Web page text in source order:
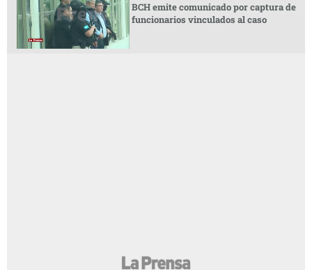
BCH emite comunicado por captura de
funcionarios vinculados al caso